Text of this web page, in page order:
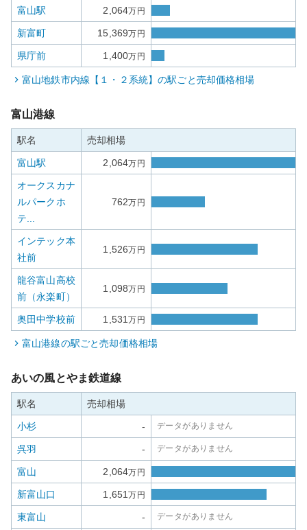
富山駅 2,064万円
新富町 15,369万円
県庁前 1,400万円
富山地鉄市内線【１・２系統】の駅ごと売却価格相場
富山港線
駅名 売却相場
富山駅 2,064万円
オークスカナ
ルパークホ
テ...
762万円
インテック本
社前
1,526万円
龍谷富山高校
前（永楽町）
1,098万円
奥田中学校前 1,531万円
富山港線の駅ごと売却価格相場
あいの風とやま鉄道線
駅名 売却相場
小杉 - データがありません
呉羽 - データがありません
富山 2,064万円
新富山口 1,651万円
東富山 - データがありません